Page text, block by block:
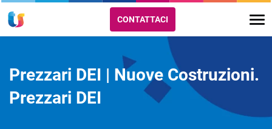
CONTATTACI
Prezzari DEI | Nuove Costruzioni.
Prezzari DEI